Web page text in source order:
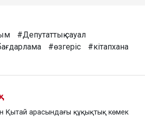
#Депутаттық сауал
#өзгеріс
#кітапхана
Қытай арасындағы құқықтық көмек